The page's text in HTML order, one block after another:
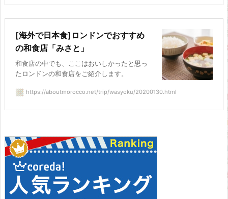
[海外で日本食]ロンドンでおすすめ
の和食店「みさと」
和食店の中でも、ここはおいしかったと思っ
たロンドンの和食店をご紹介します。
https://aboutmorocco.net/trip/wasyoku/20200130.html